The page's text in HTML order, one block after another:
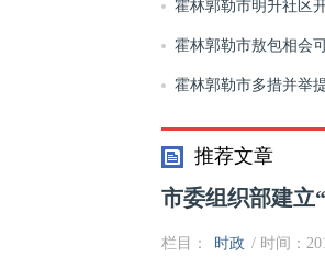
阻击工作
霍林郭勒市明升社区
动霍林郭勒市敖包相会
优质服务 迎八方来客
霍林郭勒市多措并举
推荐文章
市委组织部建立
栏目： 时政 / 时间：